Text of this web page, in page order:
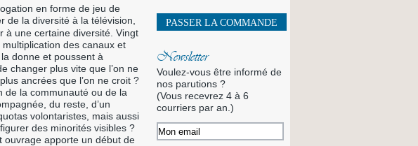
en forme de jeu de
de la diversité à la télévision,
à une certaine diversité. Vingt
des canaux et
donne et poussent à
changer plus vite que l’on ne
ancrées que l’on ne croit ?
de la communauté ou de la
du reste, d’un
volontaristes, mais aussi
des minorités visibles ?
ouvrage apporte un début de
PASSER LA COMMANDE
Newsletter
Voulez-vous être informé de
nos parutions ?
(Vous recevrez 4 à 6
courriers par an.)